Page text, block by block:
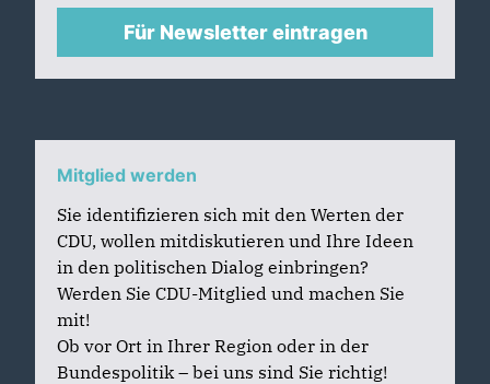
Für Newsletter eintragen
Mitglied werden
Sie identifizieren sich mit den Werten der
CDU, wollen mitdiskutieren und Ihre Ideen
in den politischen Dialog einbringen?
Werden Sie CDU-Mitglied und machen Sie
mit!
Ob vor Ort in Ihrer Region oder in der
Bundespolitik – bei uns sind Sie richtig!